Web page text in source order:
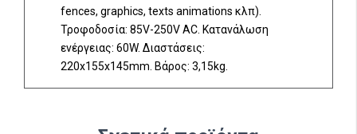
fences, graphics, texts animations κλπ).
Τροφοδοσία: 85V-250V AC. Κατανάλωση
ενέργειας: 60W. Διαστάσεις:
220x155x145mm. Βάρος: 3,15kg.